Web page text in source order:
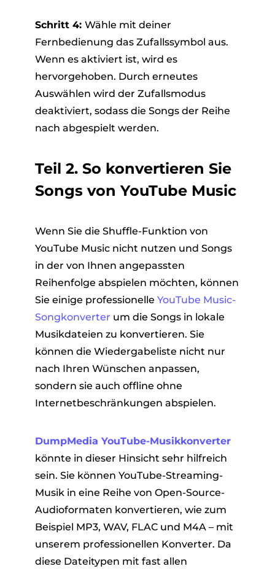
Schritt 4: Wähle mit deiner
Fernbedienung das Zufallssymbol aus.
Wenn es aktiviert ist, wird es
hervorgehoben. Durch erneutes
Auswählen wird der Zufallsmodus
deaktiviert, sodass die Songs der Reihe
nach abgespielt werden.
Teil 2. So konvertieren Sie
Songs von YouTube Music
Wenn Sie die Shuffle-Funktion von
YouTube Music nicht nutzen und Songs
in der von Ihnen angepassten
Reihenfolge abspielen möchten, können
Sie einige professionelle YouTube Music-
Songkonverter um die Songs in lokale
Musikdateien zu konvertieren. Sie
können die Wiedergabeliste nicht nur
nach Ihren Wünschen anpassen,
sondern sie auch offline ohne
Internetbeschränkungen abspielen.
DumpMedia YouTube-Musikkonverter
könnte in dieser Hinsicht sehr hilfreich
sein. Sie können YouTube-Streaming-
Musik in eine Reihe von Open-Source-
Audioformaten konvertieren, wie zum
Beispiel MP3, WAV, FLAC und M4A – mit
unserem professionellen Konverter. Da
diese Dateitypen mit fast allen